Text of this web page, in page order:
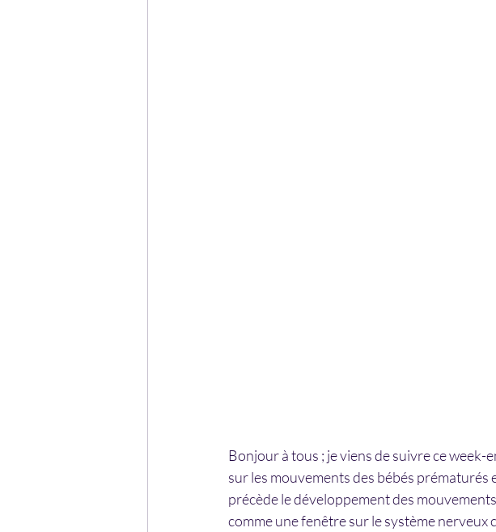
Bonjour à tous ; je viens de suivre ce
sur les mouvements des bébés prématurés
précède le développement des
comme une fenêtre sur le système